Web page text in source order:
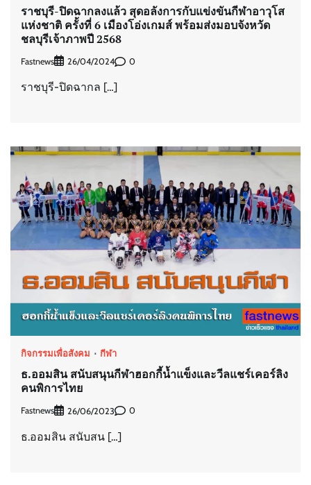
ราชบุรี-ปิดฉากลงแล้ว สุดอลังการกับแข่งขันกีฬาอาวุโส
แห่งชาติ ครั้งที่ 6 เมืองโอ่งเกมส์ พร้อมส่งมอบจังหวัด
ชลบุรีเจ้าภาพปี 2568
Fastnews 26/04/2024 0
ราชบุรี-ปิดฉากล […]
กิจกรรมเพื่อสังคม กีฬา
ธ.ออมสิน สนับสนุนกีฬาฮอกกี้น้ำแข็งและวีลแชร์เคอร์ลิง
คนพิการไทย
Fastnews 26/06/2023 0
ธ.ออมสิน สนับสน […]